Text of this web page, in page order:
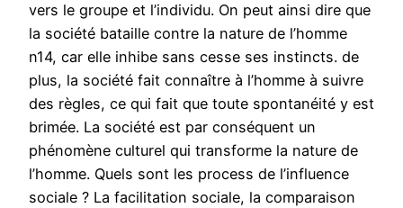
vers le groupe et l’individu. On peut ainsi dire que
la société bataille contre la nature de l’homme
n14, car elle inhibe sans cesse ses instincts. de
plus, la société fait connaître à l’homme à suivre
des règles, ce qui fait que toute spontanéité y est
brimée. La société est par conséquent un
phénomène culturel qui transforme la nature de
l’homme. Quels sont les process de l’influence
sociale ? La facilitation sociale, la comparaison